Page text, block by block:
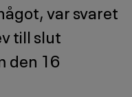
var svaret
till slut
den 16